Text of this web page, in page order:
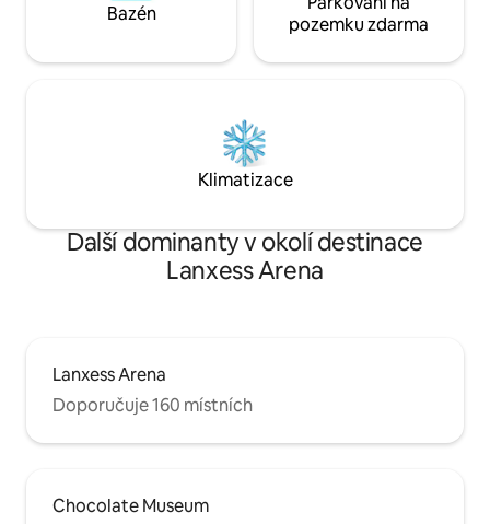
Bazén
pozemku zdarma
Klimatizace
Další dominanty v okolí destinace
Lanxess Arena
Lanxess Arena
Doporučuje 160 místních
Chocolate Museum